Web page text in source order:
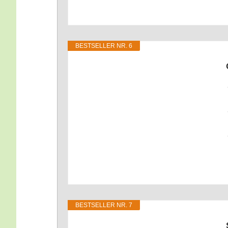
BEST­SEL­LER NR. 6
BEST­SEL­LER NR. 7